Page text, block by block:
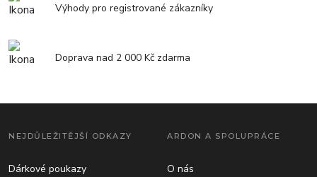
Výhody pro registrované zákazníky
Doprava nad 2 000 Kč zdarma
NEJDŮLEŽITĚJŠÍ ODKAZY
Dárkové poukazy
ARDON A SPOLUPRÁCE
O nás